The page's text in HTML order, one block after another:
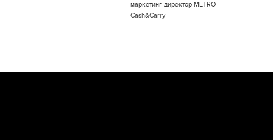
маркетинг-директор METRO
Cash&Carry